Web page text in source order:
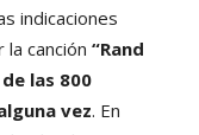
indicaciones
canción “Rand
las 800
vez. En